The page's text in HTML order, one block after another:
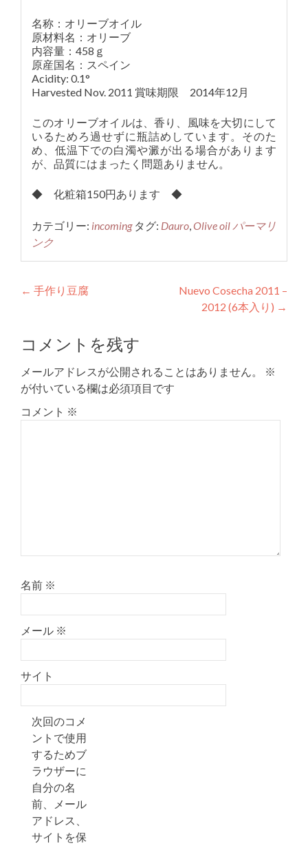
名称：オリーブオイル
原材料名：オリーブ
内容量：458ｇ
原産国名：スペイン
Acidity: 0.1°
Harvested Nov. 2011 賞味期限 2014年12月
このオリーブオイルは、香り、風味を大切にして
いるためろ過せずに瓶詰めしています。そのた
め、低温下での白濁や澱が出る場合があります
が、品質にはまったく問題ありません。
◆ 化粧箱150円あります ◆
カテゴリー: incomingタグ: Dauro,Olive oil パーマリ
ンク
投
ナ
ビ
ゲ
ー
← 手作り豆腐
Nuevo Cosecha 2011 –
2012 (6本入り) →
コメントを残す
メールアドレスが公開されることはありません。
※
が付いている欄は必須項目です
コメント ※
名前 ※
メール ※
サイト
次回のコメ
ントで使用
するためブ
ラウザーに
自分の名
前、メール
アドレス、
サイトを保